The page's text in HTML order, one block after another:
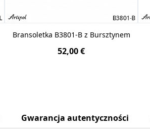
Bransoletka B3801-B z Bursztynem
52,00 €
Gwarancja autentyczności